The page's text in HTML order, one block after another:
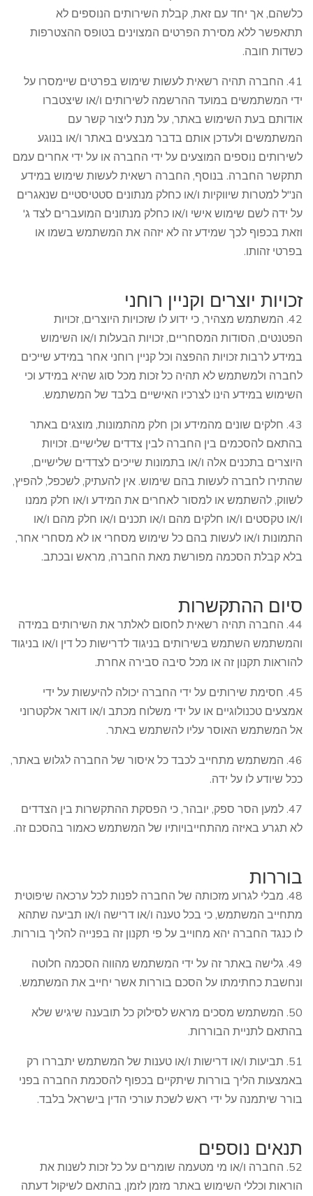
כלשהם, אך יחד עם זאת, קבלת השירותים הנוספים לא
תתאפשר ללא מסירת הפרטים המצוינים בטופס ההצטרפות
כשדות חובה.
41. החברה תהיה רשאית לעשות שימוש בפרטים שיימסרו על
ידי המשתמשים במועד ההרשמה לשירותים ו/או שיצטברו
אודותם בעת השימוש באתר, על מנת ליצור קשר עם
המשתמשים ולעדכן אותם בדבר מבצעים באתר ו/או בנוגע
לשירותים נוספים המוצעים על ידי החברה או על ידי אחרים עמם
תתקשר החברה. בנוסף, החברה רשאית לעשות שימוש במידע
הנ"ל למטרות שיווקיות ו/או כחלק מנתונים סטטיסטיים שנאגרים
על ידה לשם שימוש אישי ו/או כחלק מנתונים המועברים לצד ג'
וזאת בכפוף לכך שמידע זה לא יזהה את המשתמש בשמו או
בפרטי זהותו.
זכויות יוצרים וקניין רוחני
42. המשתמש מצהיר, כי ידוע לו שזכויות היוצרים, זכויות
הפטנטים, הסודות המסחריים, זכויות הבעלות ו/או השימוש
במידע לרבות זכויות ההפצה וכל קניין רוחני אחר במידע שייכים
לחברה ולמשתמש לא תהיה כל זכות מכל סוג שהיא במידע וכי
השימוש במידע הינו לצרכיו האישיים בלבד של המשתמש.
43. חלקים שונים מהמידע וכן חלק מהתמונות, מוצגים באתר
בהתאם להסכמים בין החברה לבין צדדים שלישיים. זכויות
היוצרים בתכנים אלה ו/או בתמונות שייכים לצדדים שלישיים,
שהתירו לחברה לעשות בהם שימוש. אין להעתיק, לשכפל, להפיץ,
לשווק, להשתמש או למסור לאחרים את המידע ו/או חלק ממנו
ו/או טקסטים ו/או חלקים מהם ו/או תכנים ו/או חלק מהם ו/או
התמונות ו/או לעשות בהם כל שימוש מסחרי או לא מסחרי אחר,
בלא קבלת הסכמה מפורשת מאת החברה, מראש ובכתב.
סיום ההתקשרות
44. החברה תהיה רשאית לחסום לאלתר את השירותים במידה
והמשתמש השתמש בשירותים בניגוד לדרישות כל דין ו/או בניגוד
להוראות תקנון זה או מכל סיבה סבירה אחרת.
45. חסימת שירותים על ידי החברה יכולה להיעשות על ידי
אמצעים טכנולוגיים או על ידי משלוח מכתב ו/או דואר אלקטרוני
אל המשתמש האוסר עליו להשתמש באתר.
46. המשתמש מתחייב לכבד כל איסור של החברה לגלוש באתר,
ככל שיודע לו על ידה.
47. למען הסר ספק, יובהר, כי הפסקת ההתקשרות בין הצדדים
לא תגרע באיזה מהתחייבויותיו של המשתמש כאמור בהסכם זה.
בוררות
48. מבלי לגרוע מזכותה של החברה לפנות לכל ערכאה שיפוטית
מתחייב המשתמש, כי בכל טענה ו/או דרישה ו/או תביעה שתהא
לו כנגד החברה יהא מחוייב על פי תקנון זה בפנייה להליך בוררות.
49. גלישה באתר זה על ידי המשתמש מהווה הסכמה חלוטה
ונחשבת כחתימתו על הסכם בוררות אשר יחייב את המשתמש.
50. המשתמש מסכים מראש לסילוק כל תובענה שיגיש שלא
בהתאם לתניית הבוררות.
51. תביעות ו/או דרישות ו/או טענות של המשתמש יתבררו רק
באמצעות הליך בוררות שיתקיים בכפוף להסכמת החברה בפני
בורר שיתמנה על ידי ראש לשכת עורכי הדין בישראל בלבד.
תנאים נוספים
52. החברה ו/או מי מטעמה שומרים על כל זכות לשנות את
הוראות וכללי השימוש באתר מזמן לזמן, בהתאם לשיקול דעתה